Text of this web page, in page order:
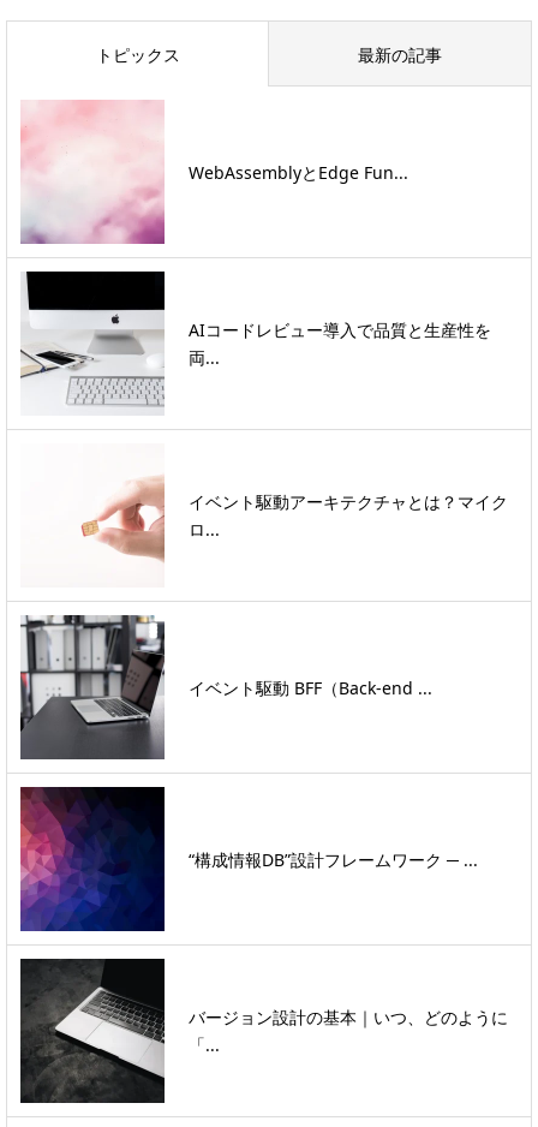
トピックス 最新の記事
WebAssemblyとEdge Fun...
AIコードレビュー導入で品質と生産性を
両...
イベント駆動アーキテクチャとは？マイク
ロ...
イベント駆動 BFF（Back-end ...
“構成情報DB”設計フレームワーク ─ ...
バージョン設計の基本｜いつ、どのように
「...